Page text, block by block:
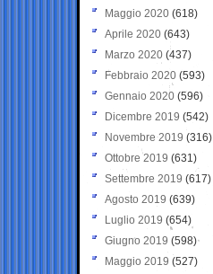
Maggio 2020 (618)
Aprile 2020 (643)
Marzo 2020 (437)
Febbraio 2020 (593)
Gennaio 2020 (596)
Dicembre 2019 (542)
Novembre 2019 (316)
Ottobre 2019 (631)
Settembre 2019 (617)
Agosto 2019 (639)
Luglio 2019 (654)
Giugno 2019 (598)
Maggio 2019 (527)